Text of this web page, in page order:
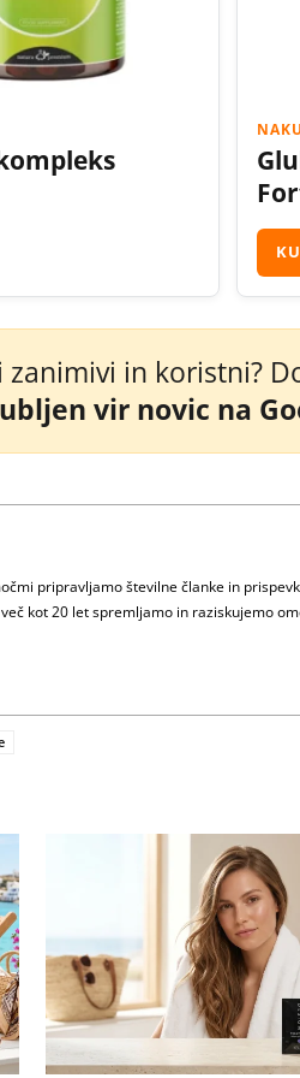
zanimivi in koristni?
vir novic na
pripravljamo številne članke in
kot 20 let spremljamo in raziskujemo